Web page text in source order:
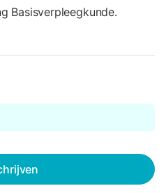
Basisverpleegkunde.